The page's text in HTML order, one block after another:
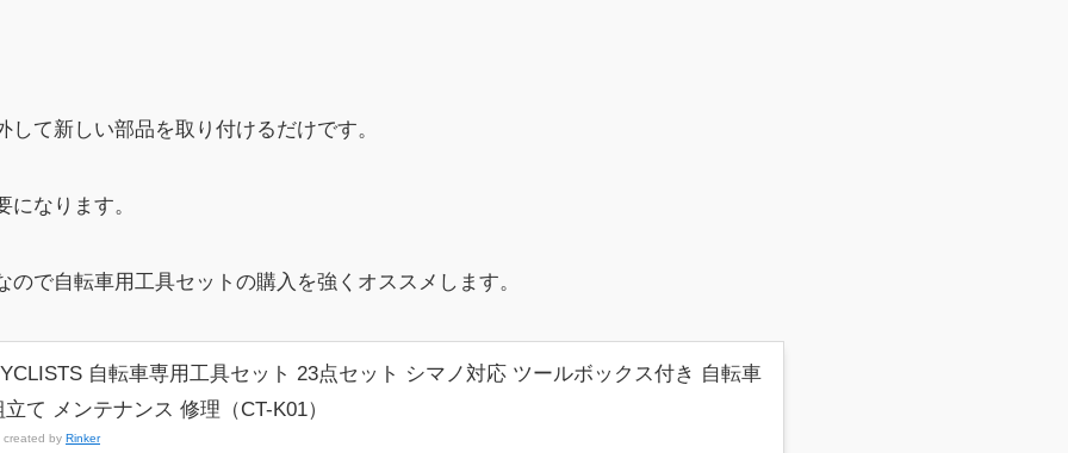
て新しい部品を取り付けるだけです。
なります。
で自転車用工具セットの購入を強くオススメします。
自転車専用工具セット 23点セット シマノ対応 ツールボックス付き 自転車
立て メンテナンス 修理（CT-K01）
created by Rinker